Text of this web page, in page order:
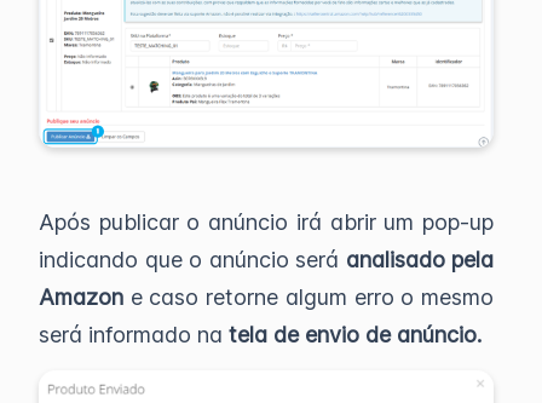
Após publicar o anúncio irá abrir um pop-up
indicando que o anúncio será analisado pela
Amazon e caso retorne algum erro o mesmo
será informado na tela de envio de anúncio.